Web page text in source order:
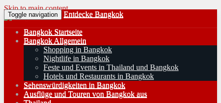
Skip to main content
Toggle navigation Entdecke Bangkok
Bangkok Startseite
Bangkok Allgemein
Shopping in Bangkok
Nightlife in Bangkok
Feste und Events in Thailand und Bangkok
Hotels und Restaurants in Bangkok
Sehenswürdigkeiten in Bangkok
Ausflüge und Touren von Bangkok aus